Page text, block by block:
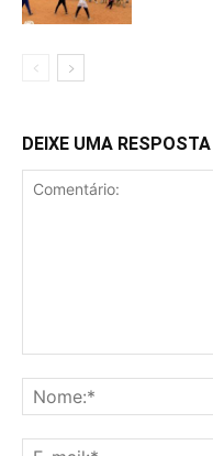
DEIXE UMA RESPOSTA